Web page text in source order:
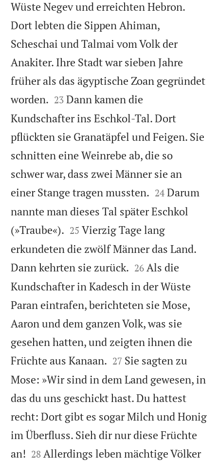
Wüste Negev und erreichten Hebron.
Dort lebten die Sippen Ahiman,
Scheschai und Talmai vom Volk der
Anakiter. Ihre Stadt war sieben Jahre
früher als das ägyptische Zoan gegründet
worden. 

23 Dann kamen die
Kundschafter ins Eschkol-Tal. Dort
pflückten sie Granatäpfel und Feigen. Sie
schnitten eine Weinrebe ab, die so
schwer war, dass zwei Männer sie an
einer Stange tragen mussten. 

24 Darum
nannte man dieses Tal später Eschkol
(»Traube«). 

25 Vierzig Tage lang
erkundeten die zwölf Männer das Land.
Dann kehrten sie zurück. 

26 Als die
Kundschafter in Kadesch in der Wüste
Paran eintrafen, berichteten sie Mose,
Aaron und dem ganzen Volk, was sie
gesehen hatten, und zeigten ihnen die
Früchte aus Kanaan. 

27 Sie sagten zu
Mose: »Wir sind in dem Land gewesen, in
das du uns geschickt hast. Du hattest
recht: Dort gibt es sogar Milch und Honig
im Überfluss. Sieh dir nur diese Früchte
an! 

28 Allerdings leben mächtige Völker